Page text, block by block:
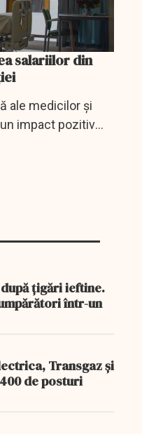
salariilor din
ale medicilor şi
impact pozitiv
migraţie, cu mult
țigări ieftine.
într-un
Transgaz și
de posturi